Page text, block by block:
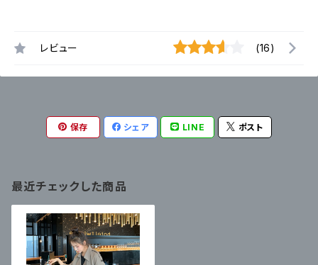
レビュー (16)
保存 シェア LINE ポスト
最近チェックした商品